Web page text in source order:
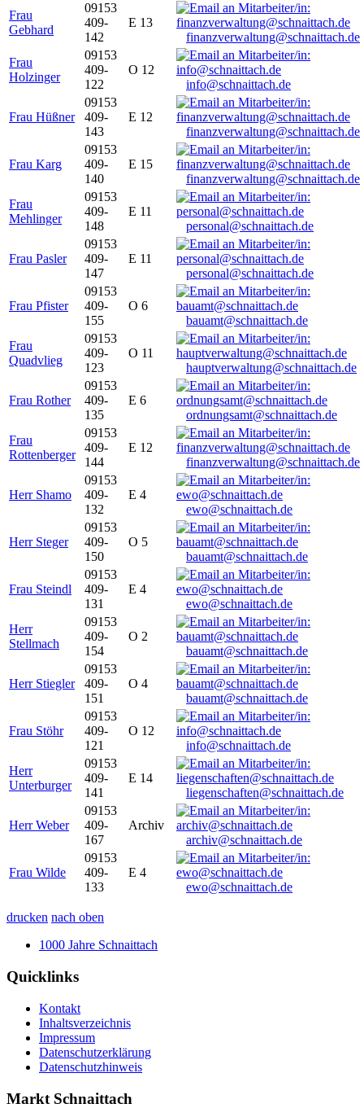
Frau
Gebhard
09153
409-
142
E 13
finanzverwaltung@schnaittach.de
Frau
Holzinger
09153
409-
122
O 12
info@schnaittach.de
Frau Hüßner
09153
409-
143
E 12
finanzverwaltung@schnaittach.de
Frau Karg
09153
409-
140
E 15
finanzverwaltung@schnaittach.de
Frau
Mehlinger
09153
409-
148
E 11
personal@schnaittach.de
Frau Pasler
09153
409-
147
E 11
personal@schnaittach.de
Frau Pfister
09153
409-
155
O 6
bauamt@schnaittach.de
Frau
Quadvlieg
09153
409-
123
O 11
hauptverwaltung@schnaittach.de
Frau Rother
09153
409-
135
E 6
ordnungsamt@schnaittach.de
Frau
Rottenberger
09153
409-
144
E 12
finanzverwaltung@schnaittach.de
Herr Shamo
09153
409-
132
E 4
ewo@schnaittach.de
Herr Steger
09153
409-
150
O 5
bauamt@schnaittach.de
Frau Steindl
09153
409-
131
E 4
ewo@schnaittach.de
Herr
Stellmach
09153
409-
154
O 2
bauamt@schnaittach.de
Herr Stiegler
09153
409-
151
O 4
bauamt@schnaittach.de
Frau Stöhr
09153
409-
121
O 12
info@schnaittach.de
Herr
Unterburger
09153
409-
141
E 14
liegenschaften@schnaittach.de
Herr Weber
09153
409-
167
Archiv
archiv@schnaittach.de
Frau Wilde
09153
409-
133
E 4
ewo@schnaittach.de
drucken nach oben
1000 Jahre Schnaittach
Quicklinks
Kontakt
Inhaltsverzeichnis
Impressum
Datenschutzerklärung
Datenschutzhinweis
Markt Schnaittach